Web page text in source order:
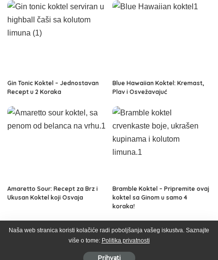
Gin Tonic Koktel – Jednostavan
Recept u 2 Koraka
Blue Hawaiian Koktel: Kremast,
Plav i Osvežavajuć
Amaretto Sour: Recept za Brz i
Ukusan Koktel koji Osvaja
Bramble Koktel – Pripremite ovaj
koktel sa Ginom u samo 4
koraka!
Svet Alkohola © 2026
Naša web stranica koristi kolačiće radi poboljšanja vašeg iskustva. Saznajte
više o tome: Politika privatnosti
Prihvati